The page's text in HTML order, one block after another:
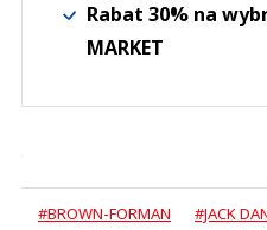
Rabat 30% na
MARKET
#BROWN-FORMAN #JACK